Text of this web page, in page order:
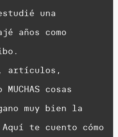
una
años como
artículos,
cosas
muy bien la
te cuento cómo